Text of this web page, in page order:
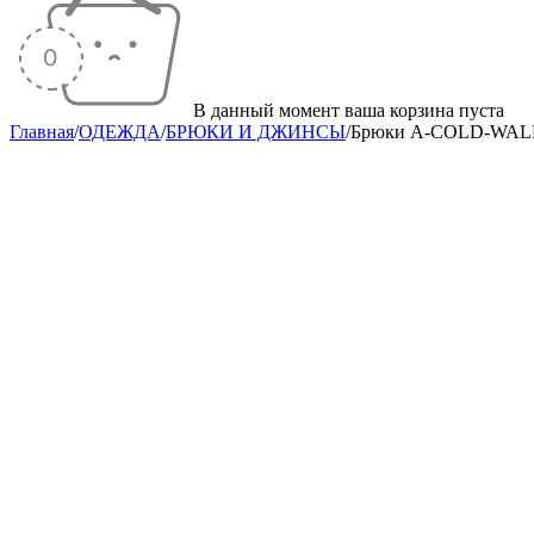
В данный момент ваша корзина пуста
Главная/ОДЕЖДА/БРЮКИ И ДЖИНСЫ/Брюки A-COLD-